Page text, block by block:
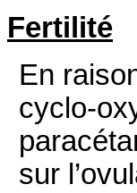
Fertilité
En
sur